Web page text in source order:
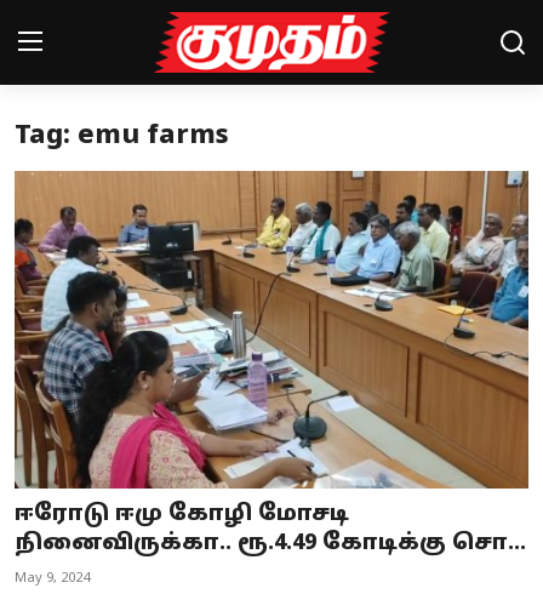
Home
Magazines
Games
Cinema
Videos
Health
Sports
Special Story
Business
Tag: emu farms
ஈரோடு ஈமு கோழி மோசடி
நினைவிருக்கா.. ரூ.4.49 கோடிக்கு சொ...
May 9, 2024